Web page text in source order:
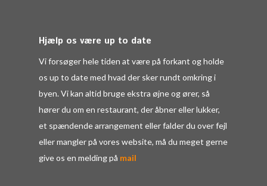
Hjælp os være up to date
Vi forsøger hele tiden at være på forkant og holde
os up to date med hvad der sker rundt omkring i
byen. Vi kan altid bruge ekstra øjne og ører, så
hører du om en restaurant, der åbner eller lukker,
et spændende arrangement eller falder du over fejl
eller mangler på vores website, må du meget gerne
give os en melding på mail